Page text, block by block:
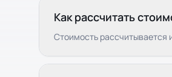
Как рассчитать
Стоимость рассчитывается